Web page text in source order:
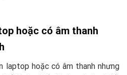
hoặc có âm thanh
laptop hoặc có âm thanh nhưng